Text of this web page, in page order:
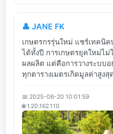
👤 JANE FK
เกษตรกรรุ่นใหม่ แชร์เทคนิ
ได้ทั้งปี การเกษตรยุคใหม่ไ
ผลผลิต แต่คือการวางระบบ
ทุกตารางเมตรเกิดมูลค่าสูงสุ
📅 2025-06-20 10:01:59
🌐 1.20.162.110